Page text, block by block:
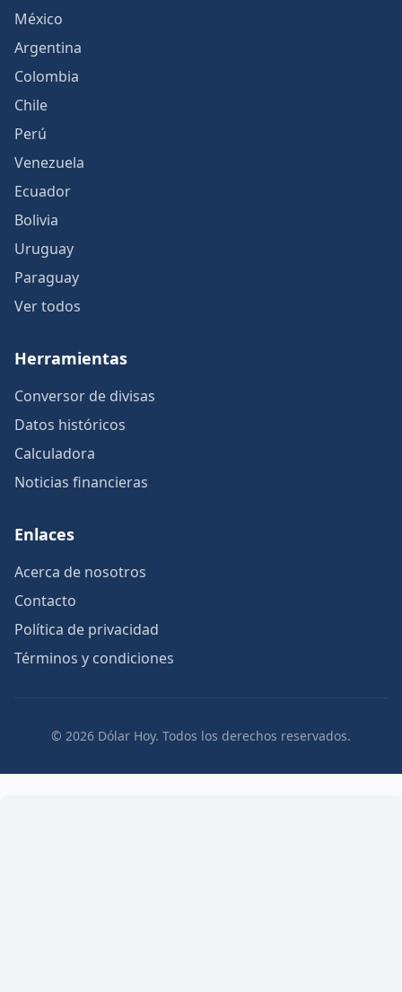
México
Argentina
Colombia
Chile
Perú
Venezuela
Ecuador
Bolivia
Uruguay
Paraguay
Ver todos
Herramientas
Conversor de divisas
Datos históricos
Calculadora
Noticias financieras
Enlaces
Acerca de nosotros
Contacto
Política de privacidad
Términos y condiciones
© 2026 Dólar Hoy. Todos los derechos reservados.